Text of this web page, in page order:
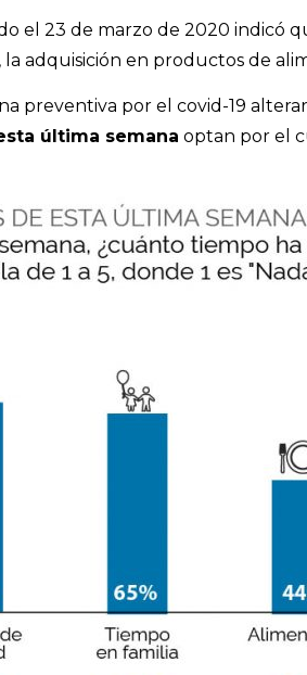
el 23 de marzo de 2020 indicó
adquisición en productos de
preventiva por el covid-19
última semana optan por el